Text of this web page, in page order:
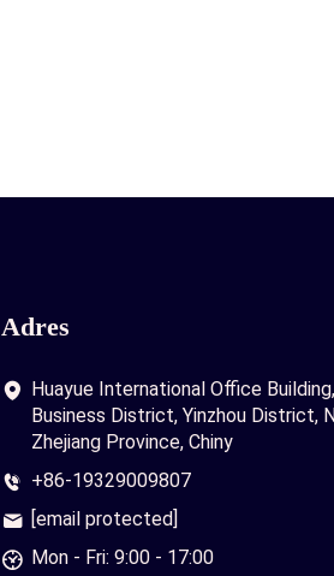
Adres
Huayue International Office
Business District, Yinzhou District,
Zhejiang Province, Chiny
+86-19329009807
[email protected]
Mon - Fri: 9:00 - 17:00